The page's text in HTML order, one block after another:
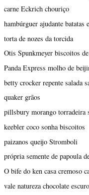
carne Eckrich chouriço
hambúrguer ajudante batatas
torta de nozes da torcida
Otis Spunkmeyer biscoitos
Panda Express molho de
betty crocker repente salada
quaker grãos
pillsbury morango torradeira
keebler coco sonha biscoitos
paizanos queijo Stromboli
própria semente de papoula
O bife do ken casa cremoso
vale natureza chocolate